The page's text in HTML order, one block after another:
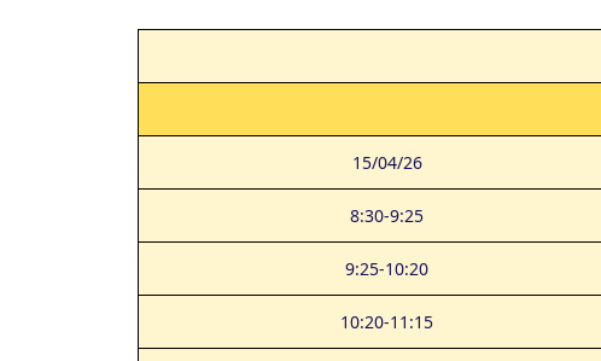
15/04/26
8:30-9:25
9:25-10:20
10:20-11:15